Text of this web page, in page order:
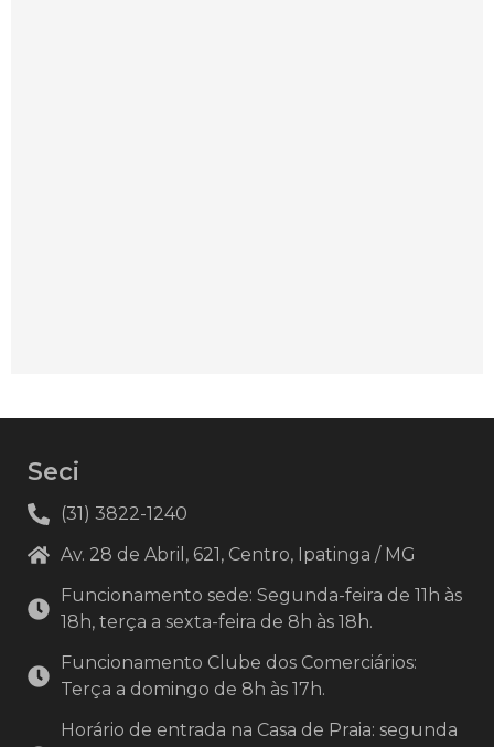
Seci
(31) 3822-1240
Av. 28 de Abril, 621, Centro, Ipatinga / MG
Funcionamento sede: Segunda-feira de 11h às
18h, terça a sexta-feira de 8h às 18h.
Funcionamento Clube dos Comerciários:
Terça a domingo de 8h às 17h.
Horário de entrada na Casa de Praia: segunda